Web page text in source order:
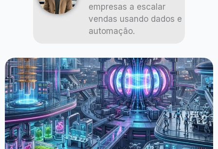
empresas a escalar
vendas usando dados e
automação.